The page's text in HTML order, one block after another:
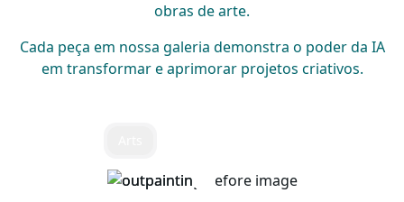
obras de arte.
Cada peça em nossa galeria demonstra o poder da IA
em transformar e aprimorar projetos criativos.